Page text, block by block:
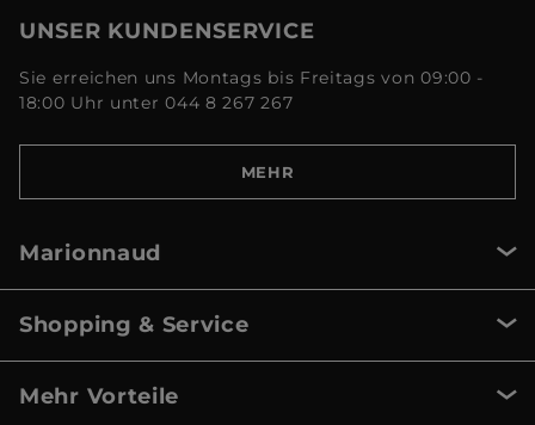
UNSER KUNDENSERVICE
Sie erreichen uns Montags bis Freitags von 09:00 -
18:00 Uhr unter 044 8 267 267
MEHR
Marionnaud
Shopping & Service
Mehr Vorteile